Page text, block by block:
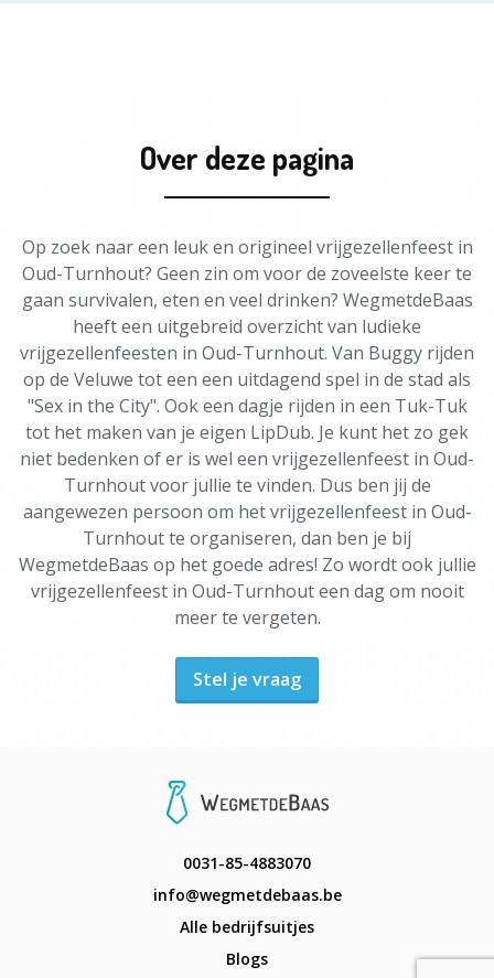
Over deze pagina
Op zoek naar een leuk en origineel vrijgezellenfeest in
Oud-Turnhout? Geen zin om voor de zoveelste keer te
gaan survivalen, eten en veel drinken? WegmetdeBaas
heeft een uitgebreid overzicht van ludieke
vrijgezellenfeesten in Oud-Turnhout. Van Buggy rijden
op de Veluwe tot een een uitdagend spel in de stad als
"Sex in the City". Ook een dagje rijden in een Tuk-Tuk
tot het maken van je eigen LipDub. Je kunt het zo gek
niet bedenken of er is wel een vrijgezellenfeest in Oud-
Turnhout voor jullie te vinden. Dus ben jij de
aangewezen persoon om het vrijgezellenfeest in Oud-
Turnhout te organiseren, dan ben je bij
WegmetdeBaas op het goede adres! Zo wordt ook jullie
vrijgezellenfeest in Oud-Turnhout een dag om nooit
meer te vergeten.
Stel je vraag
0031-85-4883070
info@wegmetdebaas.be
Alle bedrijfsuitjes
Blogs